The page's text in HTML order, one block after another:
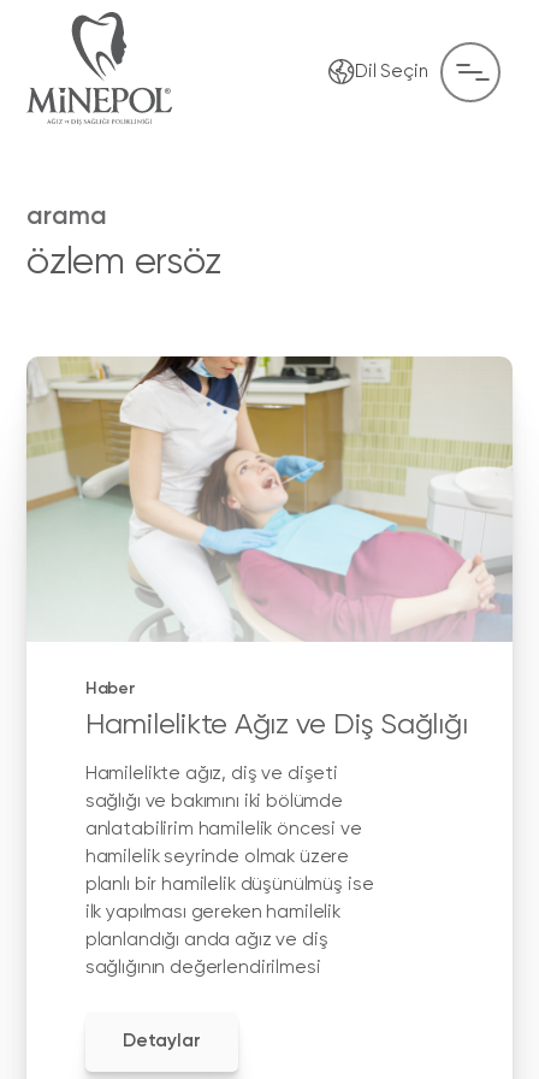
Dil Seçin
arama
özlem ersöz
Haber
Hamilelikte Ağız ve Diş Sağlığı
Hamilelikte ağız, diş ve dişeti
sağlığı ve bakımını iki bölümde
anlatabilirim hamilelik öncesi ve
hamilelik seyrinde olmak üzere
planlı bir hamilelik düşünülmüş ise
ilk yapılması gereken hamilelik
planlandığı anda ağız ve diş
sağlığının değerlendirilmesi
Detaylar